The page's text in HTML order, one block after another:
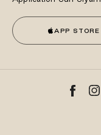
APP STORE